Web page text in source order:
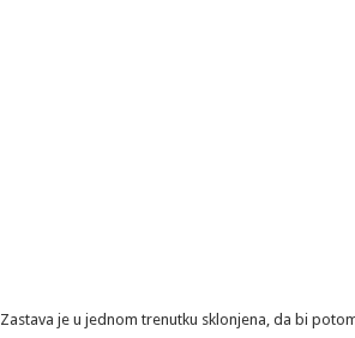
Zastava je u jednom trenutku sklonjena, da bi